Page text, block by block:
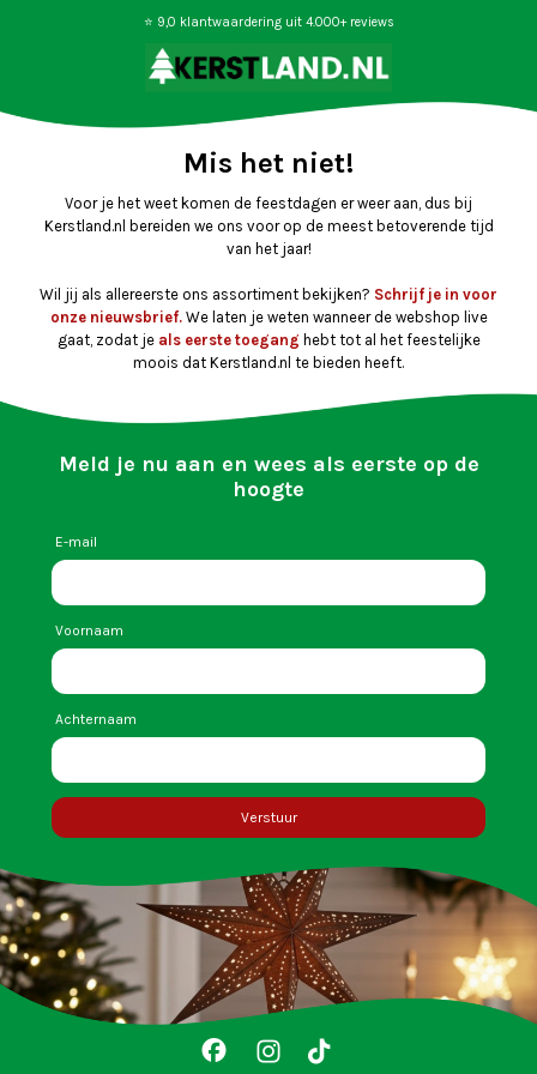
⭐ 9,0 klantwaardering uit 4.000+ reviews
Mis het niet!
Voor je het weet komen de feestdagen er weer aan, dus bij
Kerstland.nl bereiden we ons voor op de meest betoverende tijd
van het jaar!
Wil jij als allereerste ons assortiment bekijken? Schrijf je in voor
onze nieuwsbrief. We laten je weten wanneer de webshop live
gaat, zodat je als eerste toegang hebt tot al het feestelijke
moois dat Kerstland.nl te bieden heeft.
Meld je nu aan en wees als eerste op de
hoogte
E-mail
Voornaam
Achternaam
Verstuur